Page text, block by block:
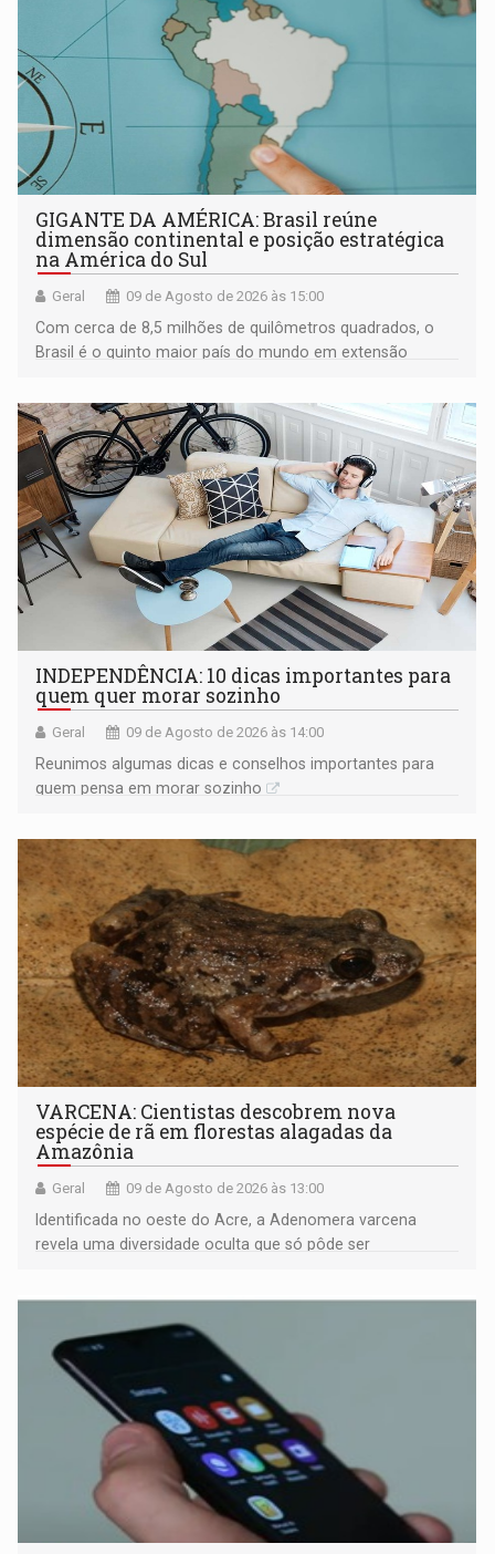
GIGANTE DA AMÉRICA: Brasil reúne
dimensão continental e posição estratégica
na América do Sul
Geral 09 de Agosto de 2026 às 15:00
Com cerca de 8,5 milhões de quilômetros quadrados, o
Brasil é o quinto maior país do mundo em extensão
INDEPENDÊNCIA: 10 dicas importantes para
quem quer morar sozinho
Geral 09 de Agosto de 2026 às 14:00
Reunimos algumas dicas e conselhos importantes para
quem pensa em morar sozinho
VARCENA: Cientistas descobrem nova
espécie de rã em florestas alagadas da
Amazônia
Geral 09 de Agosto de 2026 às 13:00
Identificada no oeste do Acre, a Adenomera varcena
revela uma diversidade oculta que só pôde ser